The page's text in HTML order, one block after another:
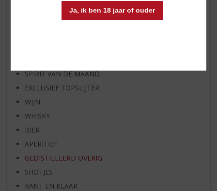
Ja, ik ben 18 jaar of ouder
AANBIEDINGEN
SPIRIT VAN DE MAAND
EXCLUSIEF TOPSLIJTER
WIJN
WHISKY
BIER
APERITIEF
GEDISTILLEERD OVERIG
SHOTJES
KANT EN KLAAR